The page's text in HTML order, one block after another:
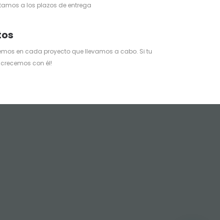
a los plazos de entrega
en cada proyecto que llevamos a cabo. Si tu
con él!